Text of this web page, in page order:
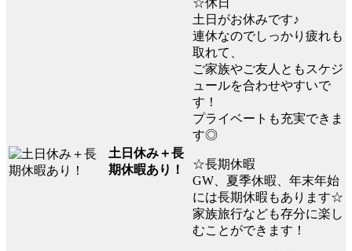
土日休み＋長
期休暇あり！
土日がお休みです♪
連休なのでしっかり疲れも
取れて、
ご家族やご友人ともスケジ
ュールを合わせやすいで
す！
プライベートも充実できま
す◎
☆長期休暇
GW、夏季休暇、年末年始
には長期休暇もあります☆
家族旅行なども存分に楽し
むことができます！